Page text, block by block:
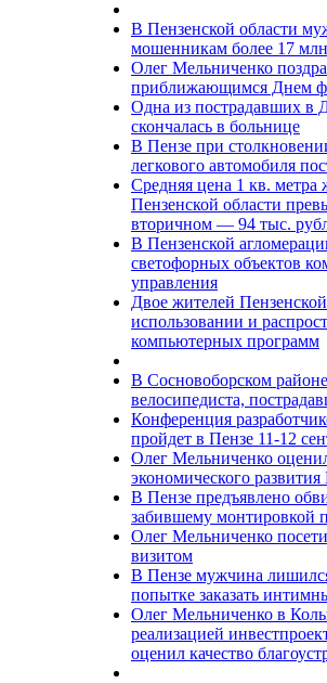
В Пензенской области
мошенникам более 17
Олег Мельниченко
приближающимся Днем
Одна из пострадавших
скончалась в больнице
В Пензе при
легкового автомобиля
Средняя цена 1 кв.
Пензенской области
вторичном — 94 тыс.
В Пензенской
светофорных объектов
управления
Двое жителей
использовании и
компьютерных программ
В Сосновоборском
велосипедиста,
Конференция
пройдет в Пензе 11-12
Олег Мельниченко
экономического развития
В Пензе предъявлено
забившему монтировкой
Олег Мельниченко
визитом
В Пензе мужчина
попытке заказать
Олег Мельниченко в
реализацией
оценил качество